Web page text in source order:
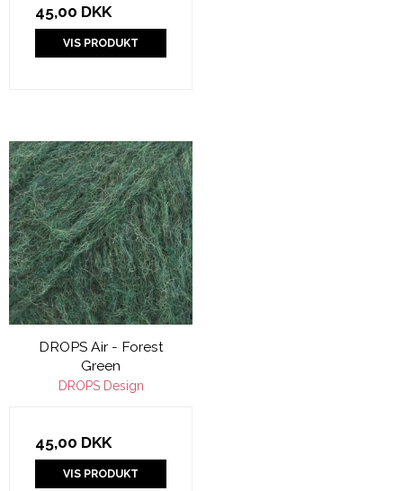
45,00 DKK
VIS PRODUKT
DROPS Air - Forest
Green
DROPS Design
45,00 DKK
VIS PRODUKT